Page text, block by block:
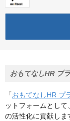
おもてなしHR プ
「おもてなしHR プ
ットフォームとし
の活性化に貢献し